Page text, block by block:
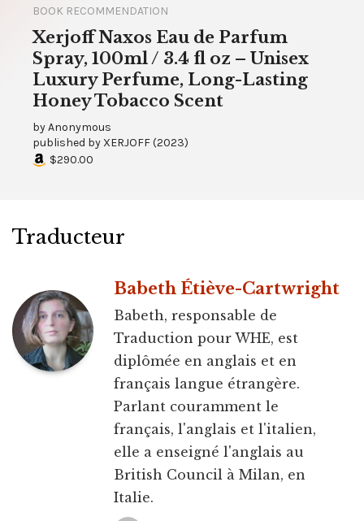
BOOK RECOMMENDATION
Xerjoff Naxos Eau de Parfum
Spray, 100ml / 3.4 fl oz – Unisex
Luxury Perfume, Long-Lasting
Honey Tobacco Scent
byAnonymous
published by XERJOFF(2023)
$290.00
Traducteur
Babeth Étiève-Cartwright
Babeth, responsable de
Traduction pour WHE, est
diplômée en anglais et en
français langue étrangère.
Parlant couramment le
français, l'anglais et l'italien,
elle a enseigné l'anglais au
British Council à Milan, en
Italie.